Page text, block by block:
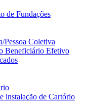
de Fundações
Pessoa Coletiva
Beneficiário Efetivo
instalação de Cartório